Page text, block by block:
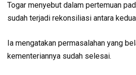
Togar menyebut dalam pertemuan
sudah terjadi rekonsiliasi antara
Ia mengatakan permasalahan yang
kementeriannya sudah selesai.